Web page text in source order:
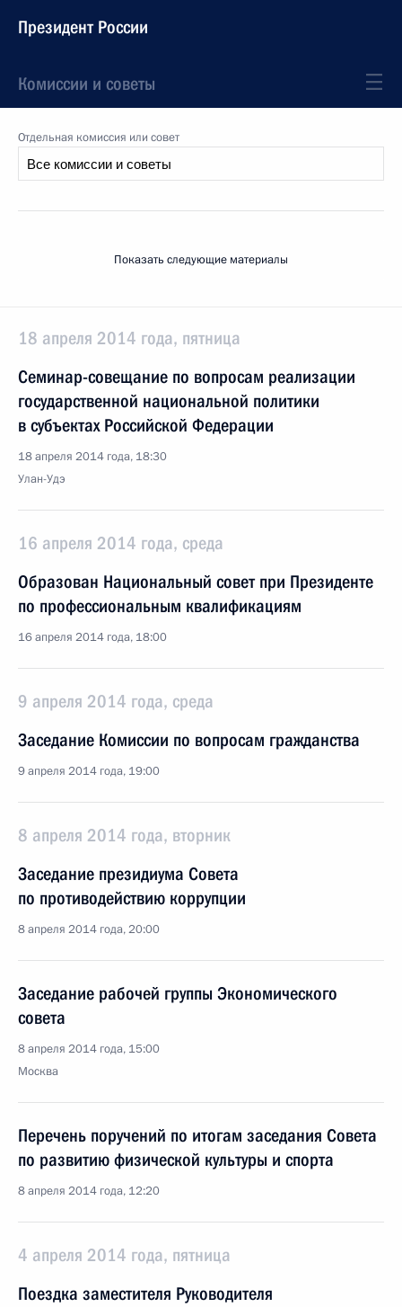
Президент России
Комиссии и советы
Отдельная комиссия или совет
Показать следующие материалы
18 апреля 2014 года, пятница
Семинар-совещание по вопросам реализации
государственной национальной политики
в субъектах Российской Федерации
18 апреля 2014 года, 18:30
Улан-Удэ
16 апреля 2014 года, среда
Образован Национальный совет при Президенте
по профессиональным квалификациям
16 апреля 2014 года, 18:00
9 апреля 2014 года, среда
Заседание Комиссии по вопросам гражданства
9 апреля 2014 года, 19:00
8 апреля 2014 года, вторник
Заседание президиума Совета
по противодействию коррупции
8 апреля 2014 года, 20:00
Заседание рабочей группы Экономического
совета
8 апреля 2014 года, 15:00
Москва
Перечень поручений по итогам заседания Совета
по развитию физической культуры и спорта
8 апреля 2014 года, 12:20
4 апреля 2014 года, пятница
Поездка заместителя Руководителя